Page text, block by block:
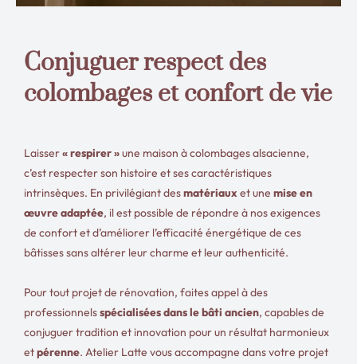
Conjuguer respect des
colombages et confort de vie
Laisser« respirer »une maison à colombages alsacienne,
c’est respecter son histoire et ses caractéristiques
intrinsèques. En privilégiant desmatériauxet une mise en
œuvre adaptée, il est possible de répondre à nos exigences
de confort et d’améliorer l’efficacité énergétique de ces
bâtisses sans altérer leur charme et leur authenticité.
Pour tout projet de rénovation, faites appel à des
professionnelsspécialisées dans le bâti ancien, capables de
conjuguer tradition et innovation pour un résultat harmonieux
etpérenne. Atelier Latte vous accompagne dans votre projet